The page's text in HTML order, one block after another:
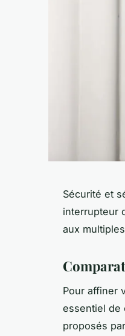
Sécurité et
interrupteur
aux
Pour affiner
essentiel de
proposés